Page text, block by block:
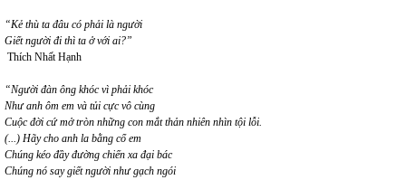
“Kẻ thù ta đâu có phải là người
Giết người đi thì ta ở với ai?”
Thích Nhất Hạnh
“Người đàn ông khóc vì phải khóc
Như anh ôm em và tủi cực vô cùng
Cuộc đời cứ mở tròn những con mắt thản nhiên nhìn tội lỗi.
(...) Hãy cho anh la bằng cổ em
Chúng kéo đầy đường chiến xa đại bác
Chúng nó say giết người như gạch ngói